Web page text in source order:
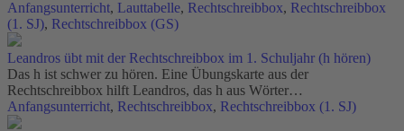
Anfangsunterricht, Lauttabelle, Rechtschreibbox, Rechtschreibbox
(1. SJ), Rechtschreibbox (GS)
Leandros übt mit der Rechtschreibbox im 1. Schuljahr (h hören)
Das h ist schwer zu hören. Eine Übungskarte aus der
Rechtschreibbox hilft Leandros, das h aus Wörter…
Anfangsunterricht, Rechtschreibbox, Rechtschreibbox (1. SJ)